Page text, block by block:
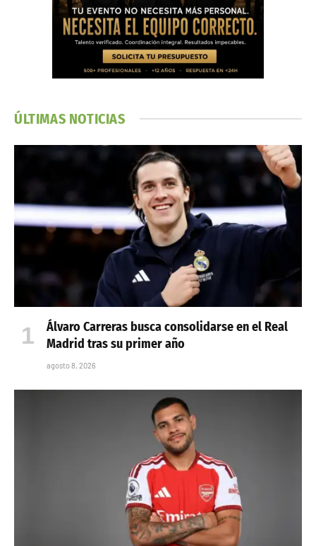
ÚLTIMAS NOTICIAS
Álvaro Carreras busca consolidarse en el Real
Madrid tras su primer año
agosto 8, 2026